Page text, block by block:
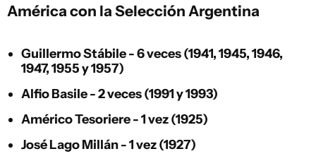
América con la Selección Argentina
Guillermo Stábile - 6 veces (1941, 1945, 1946,
1947, 1955 y 1957)
Alfio Basile - 2 veces (1991 y 1993)
Américo Tesoriere - 1 vez (1925)
José Lago Millán - 1 vez (1927)